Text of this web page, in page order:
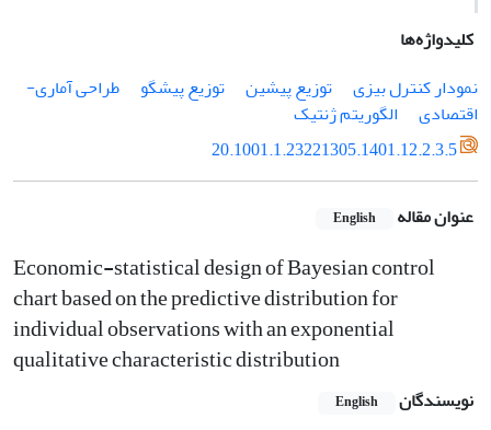
کلیدواژه‌ها
نمودار کنترل بیزی
توزیع پیشین توزیع پیشگو
طراحی آماری-
اقتصادی
الگوریتم ژنتیک
20.1001.1.23221305.1401.12.2.3.5
عنوان مقاله English
Economic-statistical design of Bayesian control
chart based on the predictive distribution for
individual observations with an exponential
qualitative characteristic distribution
نویسندگان English